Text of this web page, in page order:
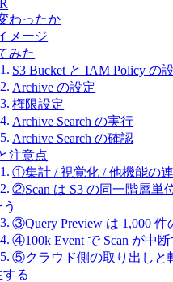
わったか
メージ
みた
S3 Bucket と IAM Policy の
Archive の設定
権限設定
Archive Search の実行
Archive Search の確認
注意点
①集計 / 視覚化 / 他機能の
②Scan は S3 の同一階層単
③Query Preview は 1,000
④100k Event で Scan が中断
⑤クラウド側の取り出しと
する